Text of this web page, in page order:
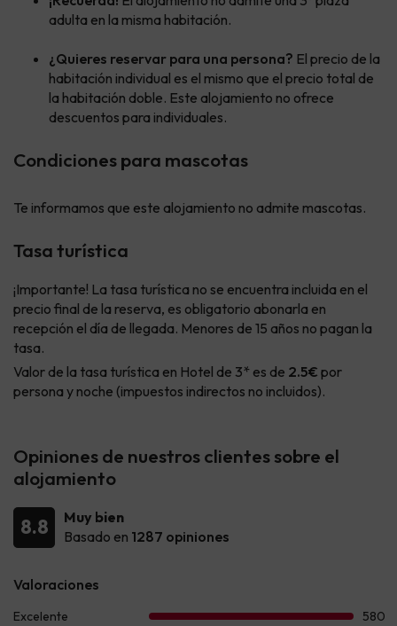
adulta en la misma habitación.
¿Quieres reservar para una persona? El precio de la
habitación individual es el mismo que el precio total de
la habitación doble. Este alojamiento no ofrece
descuentos para individuales.
Condiciones para mascotas
Te informamos que este alojamiento no admite mascotas.
Tasa turística
¡Importante! La tasa turística no se encuentra incluida en el
precio final de la reserva, es obligatorio abonarla en
recepción el día de llegada. Menores de 15 años no pagan la
tasa.
Valor de la tasa turística en Hotel de 3* es de 2.5€ por
persona y noche (impuestos indirectos no incluidos).
Opiniones de nuestros clientes sobre el
alojamiento
8.8
Muy bien
Basado en 1287 opiniones